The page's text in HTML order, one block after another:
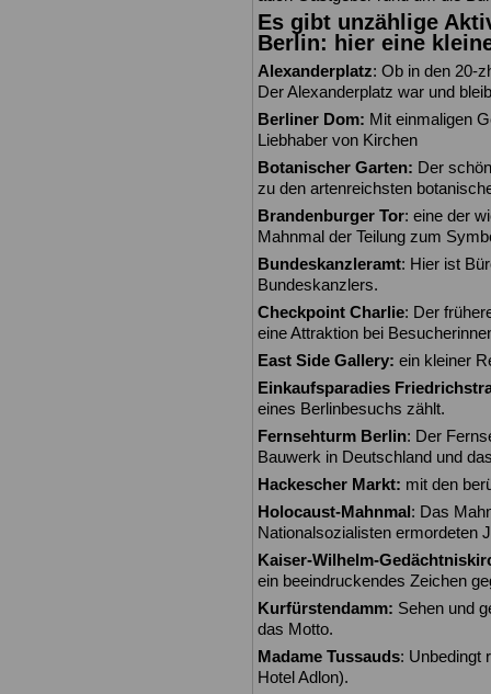
Es gibt unzählige
Berlin: hier eine
Alexanderplatz: Ob in den 20-
Der Alexanderplatz war und
Berliner Dom: Mit einmaligen
Liebhaber von Kirchen
Botanischer Garten: Der
zu den artenreichsten
Brandenburger Tor: eine der
Mahnmal der Teilung zum
Bundeskanzleramt: Hier ist
Bundeskanzlers.
Checkpoint Charlie: Der
eine Attraktion bei
East Side Gallery: ein kleiner
Einkaufsparadies
eines Berlinbesuchs zählt.
Fernsehturm Berlin: Der
Bauwerk in Deutschland und
Hackescher Markt: mit den
Holocaust-Mahnmal: Das
Nationalsozialisten ermordeten
Kaiser-Wilhelm-
ein beeindruckendes Zeichen
Kurfürstendamm: Sehen und
das Motto.
Madame Tussauds: Unbedingt
Hotel Adlon).